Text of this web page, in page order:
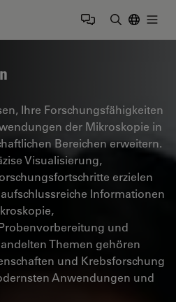
Ihre Forschungsfähigkeiten
der Mikroskopie in
Bereichen erweitern.
Visualisierung,
erzielen
Informationen
und
Themen gehören
und Krebsforschung
Anwendungen und